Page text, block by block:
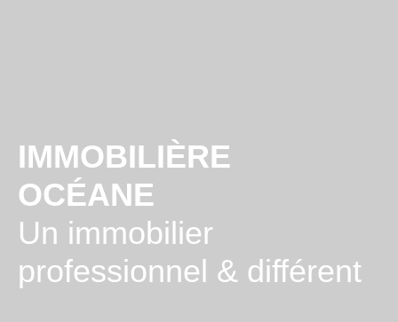
IMMOBILIÈRE
OCÉANE
Un immobilier
professionnel & différent